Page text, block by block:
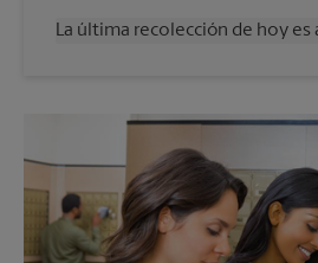
Viernes
5:45 PM
La última recolección de hoy es
Sin Recolección
Domingo
Sin Recolección
Lunes
5:45 PM
Martes
5:45 PM